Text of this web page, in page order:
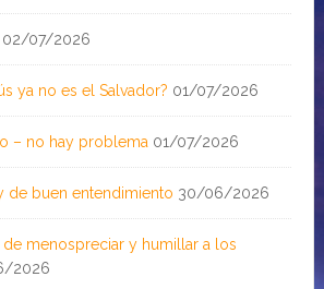
02/07/2026
ya no es el Salvador? 01/07/2026
– no hay problema 01/07/2026
de buen entendimiento 30/06/2026
de menospreciar y humillar a los
2026